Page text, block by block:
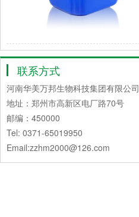
联系方式
河南华美万邦生物科技集团有限公司
地址：郑州市高新区电厂路70号
邮编：450000
Tel: 0371-65019950
Email:zzhm2000@126.com